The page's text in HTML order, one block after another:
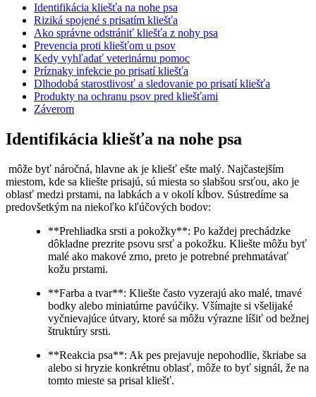
Identifikácia kliešťa na nohe ⁤psa
Riziká spojené s prisatím ⁢kliešťa
Ako správne‌ odstrániť kliešťa z nohy psa
Prevencia proti kliešťom u psov
Kedy vyhľadať veterinárnu pomoc
Príznaky infekcie po prisatí kliešťa
Dlhodobá starostlivosť a sledovanie po prisatí kliešťa
Produkty na ochranu psov pred kliešťami
Záverom
Identifikácia kliešťa na nohe ⁤psa
⁣ môže byť⁤ náročná, hlavne ak je ⁣kliešť ešte ‌malý. Najčastejším
miestom, ​kde sa kliešte‌ prisajú,‍ sú miesta so slabšou srsťou, ‍ako je⁢
oblasť medzi prstami, na labkách a⁤ v‍ okolí ⁣kĺbov. Sústredíme sa
predovšetkým na niekoľko kľúčových bodov:
**Prehliadka srsti a pokožky**: Po každej prechádzke
‍dôkladne⁣ prezrite ⁤psovu ⁤srsť ​a pokožku. Kliešte môžu ‌byť
malé ako makové zrno, preto je potrebné prehmatávať
kožu⁢ prstami.
**Farba a‍ tvar**: Kliešte⁣ často vyzerajú ako malé, tmavé
bodky alebo miniatúrne pavúčiky. Všímajte si všelijaké
vyčnievajúce útvary, ktoré sa môžu výrazne líšiť od‍ bežnej
štruktúry ⁢srsti.
**Reakcia psa**: Ak pes prejavuje ‌nepohodlie, škriabe sa
alebo si hryzie konkrétnu ⁢oblasť, môže to⁢ byť signál,⁤ že na
‌tomto mieste sa prisal kliešť.